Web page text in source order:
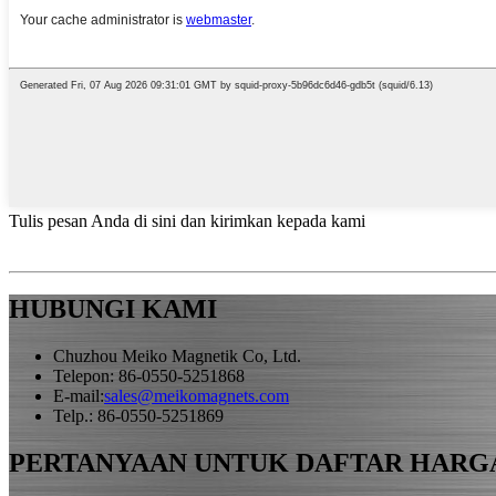
Tulis pesan Anda di sini dan kirimkan kepada kami
HUBUNGI KAMI
Chuzhou Meiko Magnetik Co, Ltd.
Telepon: 86-0550-5251868
E-mail:sales@meikomagnets.com
Telp.: 86-0550-5251869
PERTANYAAN UNTUK DAFTAR